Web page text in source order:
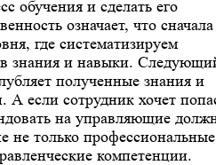
обучения и сделать его
означает, что
где систематизируем
знания и навыки.
полученные знания и
А если сотрудник хочет
на управляющие
не только профессиональные
компетенции.